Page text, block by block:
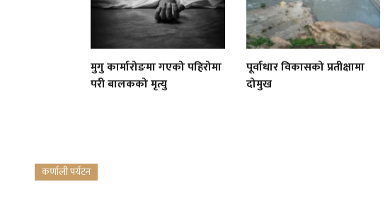
मुगु कार्मारोङमा गएको पहिरोमा
परी बालकको मृत्यु
पूर्वाधार विकासको प्रतीक्षामा
दोमुख
कर्णाली पर्यटन